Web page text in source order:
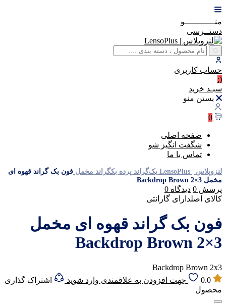
منــــــــــــو
دستــرسی
حساب کاربری
(:
سبـد خرید
بستن منو
0
صفحه اصلی
شگفت انگیز شو
تماس با ما
لنزوپلاس | LensoPlus بک‌گراند پرده بکگراند مخمل فون بک گراند قهوه ای
مخمل Backdrop Brown 2×3
پرسش 0 دیدگاه 0
کالای اصلدارای گارانتی
فون بک گراند قهوه ای مخمل
Backdrop Brown 2×3
Backdrop Brown 2x3
0.0
جهت افزودن به علاقمندی وارد شوید
اشتراک گذاری
محصول